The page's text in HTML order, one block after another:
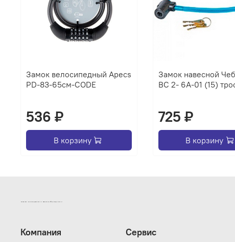
Замок велосипедный Apecs
PD-83-65см-CODE
536 ₽
В корзину
Замок навесной
ВС 2- 6А-01 (15)
725 ₽
В корзину
ИНТЕРНЕТ-МАГАЗИН ДВЕРНОЙ И МЕБЕЛЬНОЙ ФУРНИТУРЫ САМ
Компания Сервис